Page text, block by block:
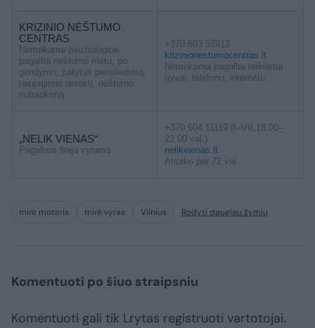
KRIZINIO NĖŠTUMO
CENTRAS
Nemokama psichologinė
pagalba nėštumo metu, po
gimdymo, patyrus persileidimą,
naujagimio netektį, nėštumo
nutraukimą.
+370 603 57912
krizinionestumocentras.lt
Nemokama pagalba teikiama
gyvai, telefonu, internetu.
„NELIK VIENAS“
Pagalbos linija vyrams
+370 604 11119 (I–VII,18.00–
22.00 val.)
nelikvienas.lt
Atsako per 72 val.
mirė moteris mirė vyras Vilnius Rodyti daugiau žymių
Komentuoti po šiuo straipsniu
Komentuoti gali tik Lrytas registruoti vartotojai.